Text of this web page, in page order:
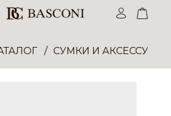
СУМКИ И